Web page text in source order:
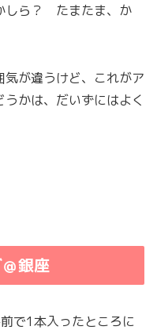
しら？ たまたま、か
が違うけど、これがア
かは、だいずにはよく
銀座
で1本入ったところに